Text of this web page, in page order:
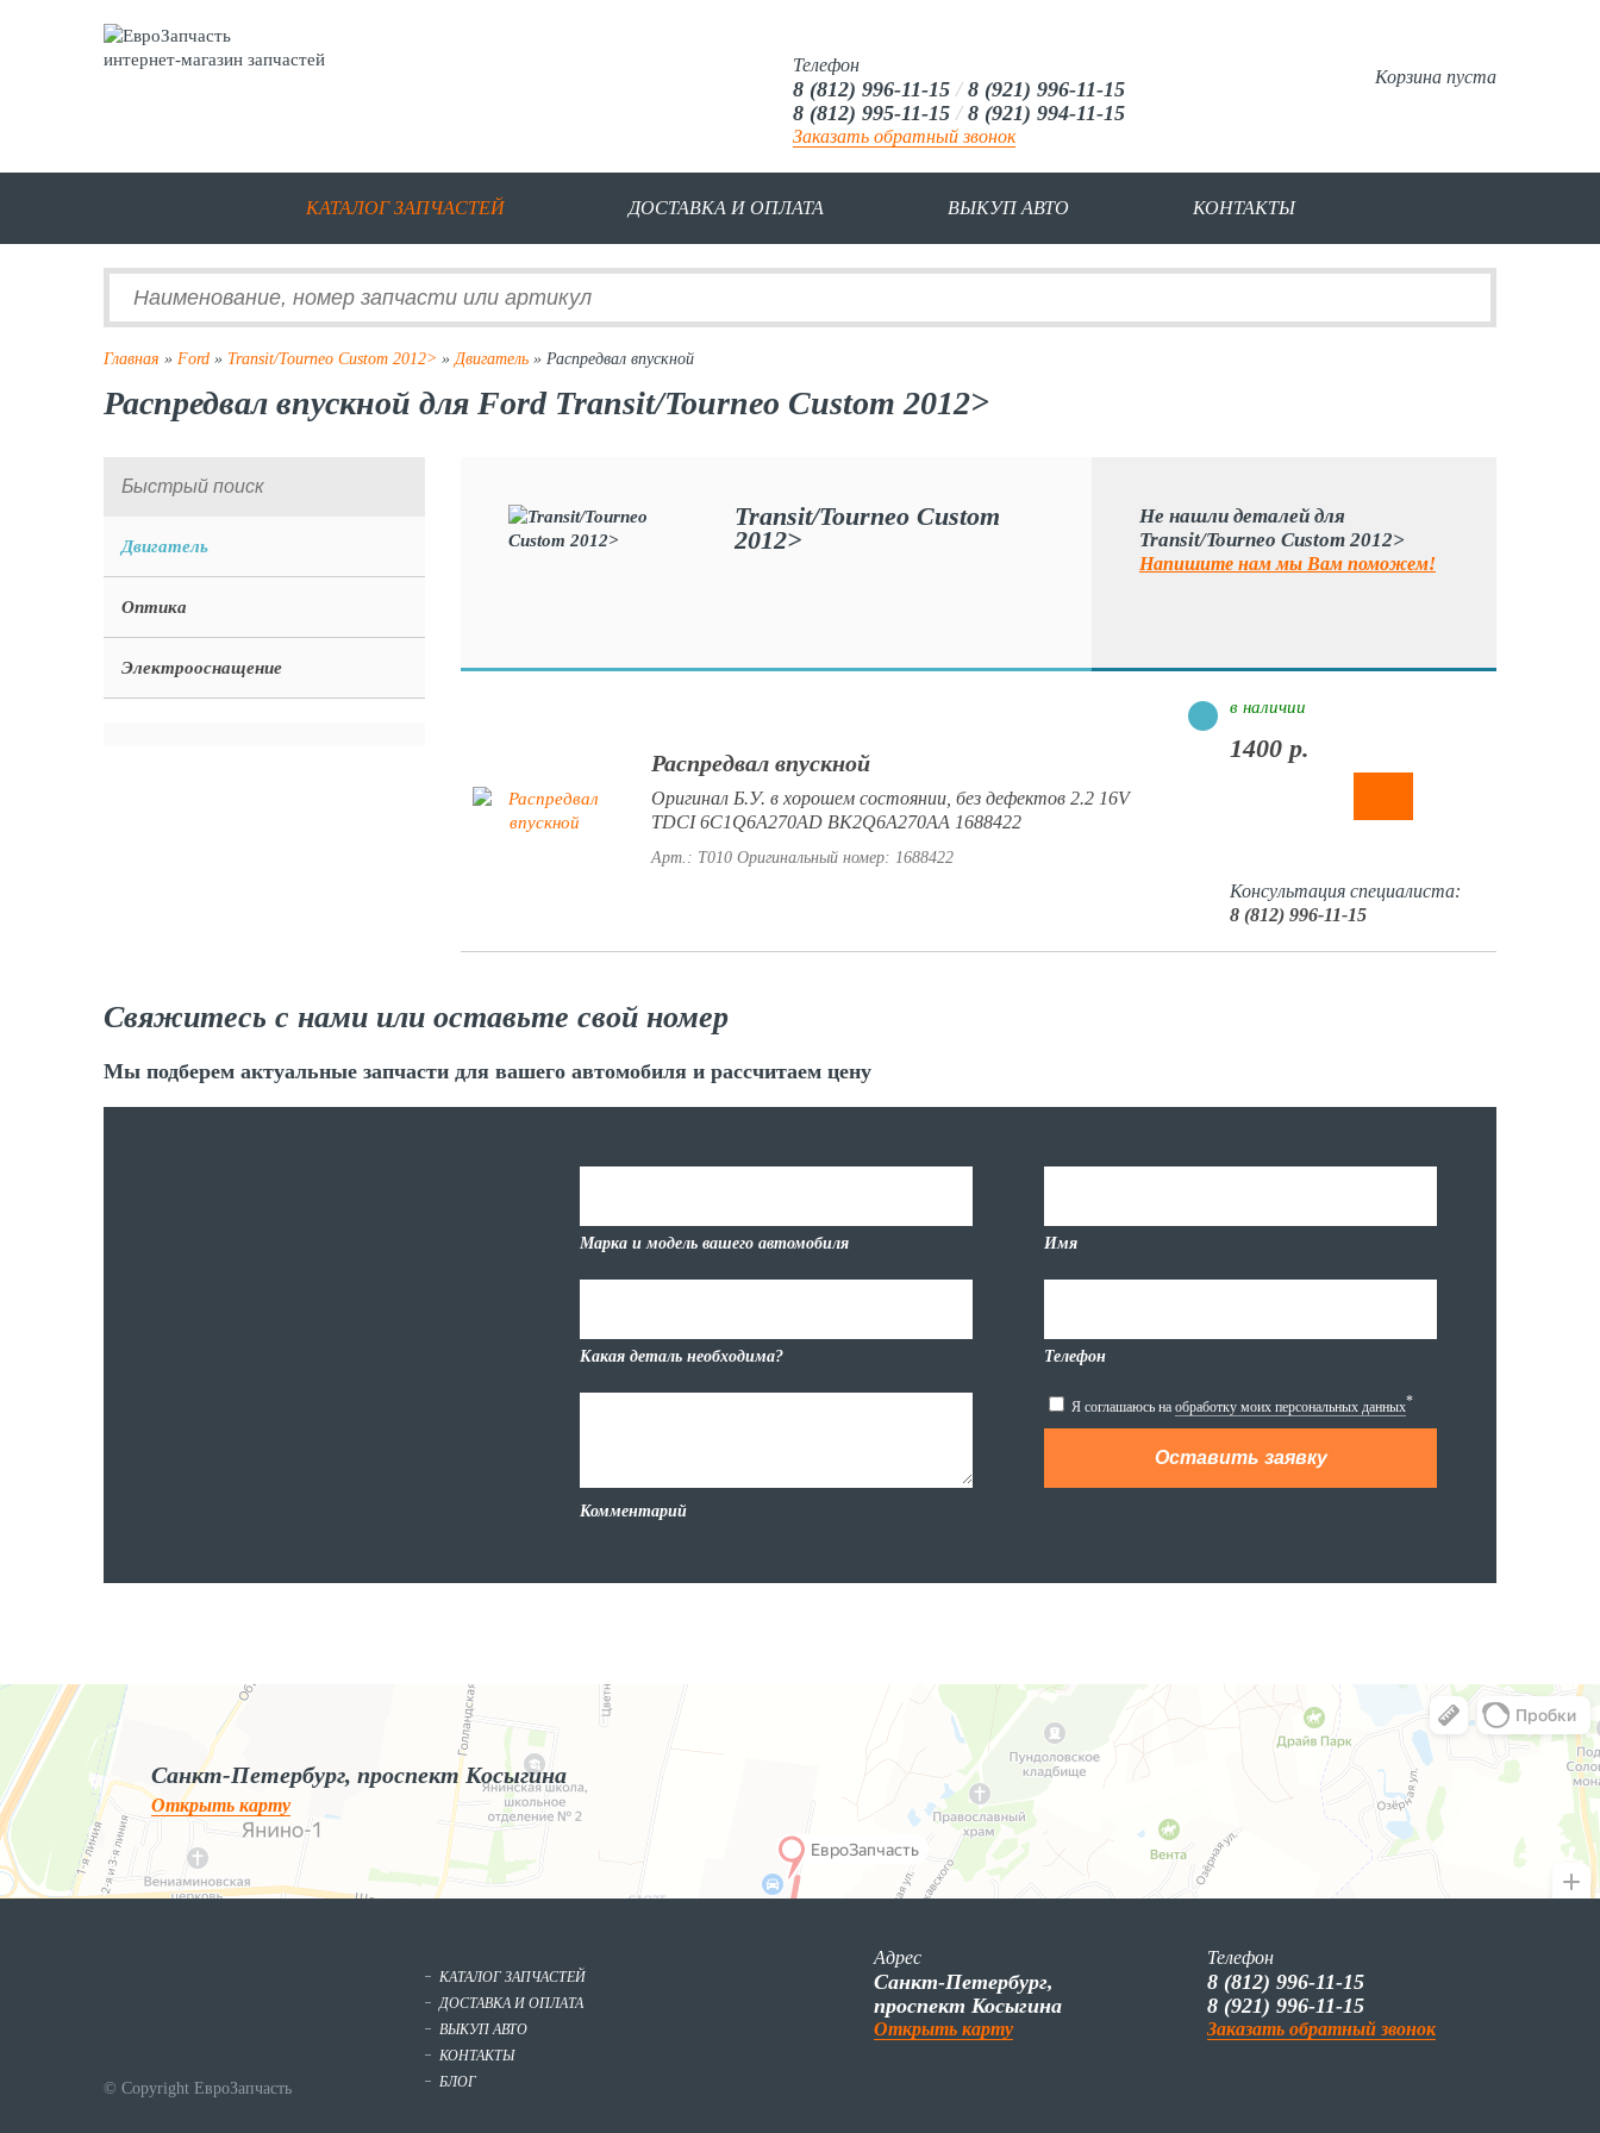
интернет-магазин запчастей
Корзина пуста
Телефон
8 (812) 996-11-15 / 8 (921) 996-11-15
8 (812) 995-11-15 / 8 (921) 994-11-15
Заказать обратный звонок
КАТАЛОГ ЗАПЧАСТЕЙ ДОСТАВКА И ОПЛАТА ВЫКУП АВТО КОНТАКТЫ
Главная » Ford » Transit/Tourneo Custom 2012> »Двигатель » Распредвал впускной
Распредвал впускной для Ford Transit/Tourneo Custom 2012>
Двигатель
Оптика
Электрооснащение
Transit/Tourneo Custom
2012>
Не нашли деталей для
Transit/Tourneo Custom 2012>
Напишите нам мы Вам поможем!
Распредвал впускной
Оригинал Б.У. в хорошем состоянии, без дефектов 2.2 16V
TDCI 6C1Q6A270AD BK2Q6A270AA 1688422
Арт.: T010 Оригинальный номер: 1688422
в наличии
1400 р.
Консультация специалиста:
8 (812) 996-11-15
Свяжитесь с нами или оставьте свой номер
Мы подберем актуальные запчасти для вашего автомобиля и рассчитаем цену
Марка и модель вашего автомобиля
Какая деталь необходима?
Комментарий
Имя
Телефон
Я соглашаюсь на обработку моих персональных данных*
Яндекс.Карты
Яндекс.Карты — поиск мест и адресов, городской транспорт
Санкт-Петербург, проспект Косыгина
Открыть карту
© Copyright ЕвроЗапчасть
КАТАЛОГ ЗАПЧАСТЕЙ
ДОСТАВКА И ОПЛАТА
ВЫКУП АВТО
КОНТАКТЫ
БЛОГ
Телефон
8 (812) 996-11-15
8 (921) 996-11-15
Заказать обратный звонок
Адрес
Санкт-Петербург,
проспект Косыгина
Открыть карту